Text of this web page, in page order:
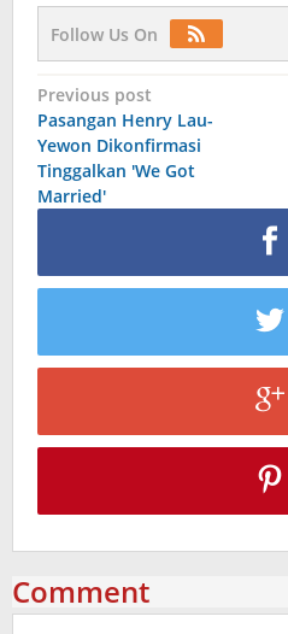
Follow Us On
Post
navigation
Previous post
Pasangan Henry Lau-
Yewon Dikonfirmasi
Tinggalkan ′We Got
Married′
Comment